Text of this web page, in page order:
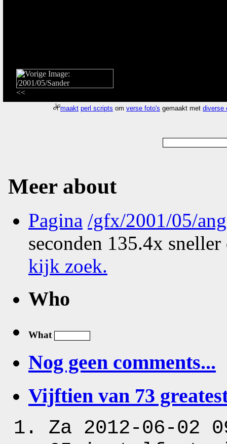
<<
maakt perl scripts omverse foto's gemaakt metdiverse
Meer about
Pagina /gfx/2001/05/
seconden 135.4x
kijk zoek.
Who
What
Nog geen comments...
Vijftien van 73
Za 2012-06-02